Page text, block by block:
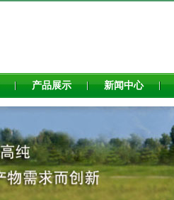
产品展示 新闻中心